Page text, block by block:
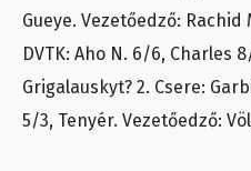
Gueye. Vezetőedző: Rachid
DVTK: Aho N. 6/6, Charles
Grigalauskyt? 2. Csere:
5/3, Tenyér. Vezetőedző: